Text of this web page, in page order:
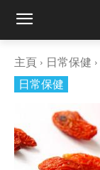
主頁 日常保健
日常保健